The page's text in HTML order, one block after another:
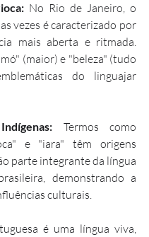
No Rio de Janeiro, o
vezes é caracterizado por
mais aberta e ritmada.
(maior) e "beleza" (tudo
do linguajar
Termos como
e "iara" têm origens
parte integrante da língua
demonstrando a
culturais.
é uma língua viva,